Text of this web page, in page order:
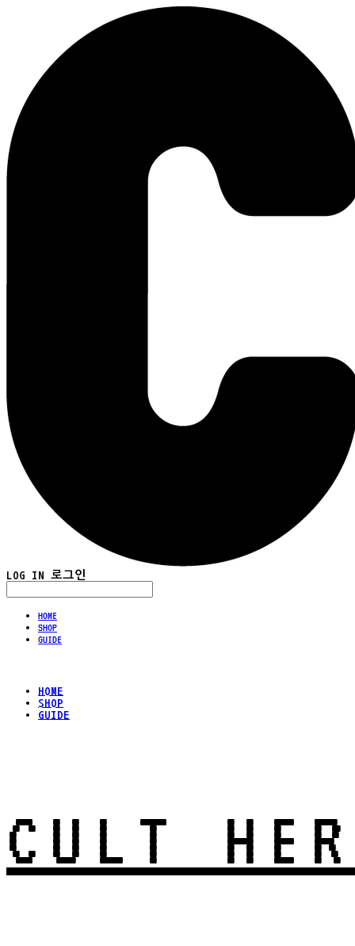
LOG IN 로그인
HOME
SHOP
GUIDE
HOME
SHOP
GUIDE
CULT